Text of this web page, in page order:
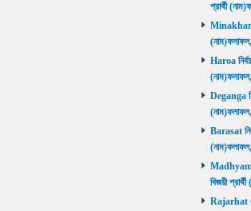
প্রার্থী
Minakhan
Haroa
Deganga
Barasat
বিজয়ী
Rajarhat